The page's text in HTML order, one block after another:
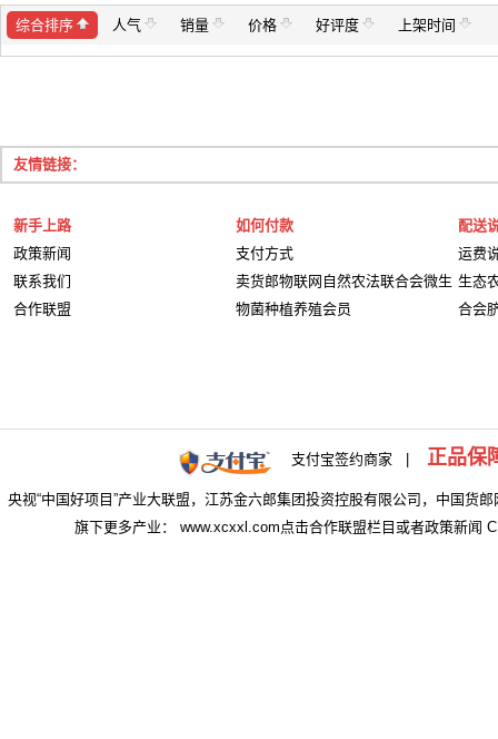
综合排序 人气 销量 价格 好评度 上架时间
友情链接：
新手上路
政策新闻
联系我们
合作联盟
如何付款
支付方式
卖货郎物联网自然农法联合会微生
物菌种植养殖会员
配送
运费
生态
合会
支付宝签约商家 | 正品保
央视“中国好项目”产业大联盟，江苏金六郎集团投资控股有限公司，中国货
旗下更多产业： www.xcxxl.com点击合作联盟栏目或者政策新闻